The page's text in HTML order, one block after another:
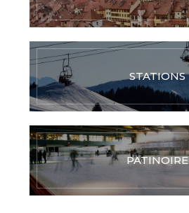
STATIONS
PATINOIRE